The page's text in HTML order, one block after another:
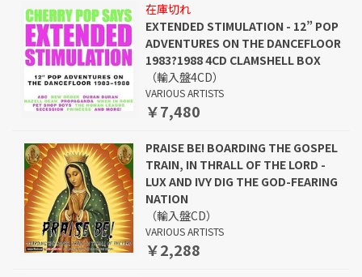
在庫切れ
EXTENDED STIMULATION - 12” POP
ADVENTURES ON THE DANCEFLOOR
1983?1988 4CD CLAMSHELL BOX
（輸入盤4CD）
VARIOUS ARTISTS
￥7,480
PRAISE BE! BOARDING THE GOSPEL
TRAIN, IN THRALL OF THE LORD -
LUX AND IVY DIG THE GOD-FEARING
NATION
（輸入盤CD）
VARIOUS ARTISTS
￥2,288